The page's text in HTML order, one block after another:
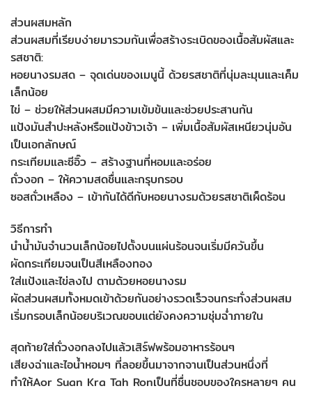
ส่วนผสมหลัก
ส่วนผสมที่เรียบง่ายมารวมกันเพื่อสร้างระเบิดของเนื้อสัมผัสและ
รสชาติ:
หอยนางรมสด – จุดเด่นของเมนูนี้ ด้วยรสชาติที่นุ่มละมุนและเค็ม
เล็กน้อย
ไข่ – ช่วยให้ส่วนผสมมีความเข้มข้นและช่วยประสานกัน
แป้งมันสำปะหลังหรือแป้งข้าวเจ้า – เพิ่มเนื้อสัมผัสเหนียวนุ่มอัน
เป็นเอกลักษณ์
กระเทียมและซีอิ๊ว – สร้างฐานที่หอมและอร่อย
ถั่วงอก – ให้ความสดชื่นและกรุบกรอบ
ซอสถั่วเหลือง – เข้ากันได้ดีกับหอยนางรมด้วยรสชาติเผ็ดร้อน
วิธีการทำ
นำน้ำมันจำนวนเล็กน้อยไปตั้งบนแผ่นร้อนจนเริ่มมีควันขึ้น
ผัดกระเทียมจนเป็นสีเหลืองทอง
ใส่แป้งและไข่ลงไป ตามด้วยหอยนางรม
ผัดส่วนผสมทั้งหมดเข้าด้วยกันอย่างรวดเร็วจนกระทั่งส่วนผสม
เริ่มกรอบเล็กน้อยบริเวณขอบแต่ยังคงความชุ่มฉ่ำภายใน
สุดท้ายใส่ถั่วงอกลงไปแล้วเสิร์ฟพร้อมอาหารร้อนๆ
เสียงฉ่าและไอน้ำหอมๆ ที่ลอยขึ้นมาจากจานเป็นส่วนหนึ่งที่
ทำให้Aor Suan Kra Tah Ronเป็นที่ชื่นชอบของใครหลายๆ คน